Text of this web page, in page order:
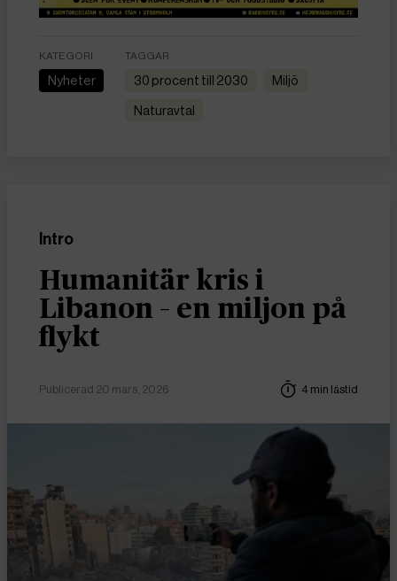
KATEGORI
Nyheter
TAGGAR
30 procent till 2030 miljö
naturavtal
Intro
Humanitär kris i
Libanon – en miljon på
flykt
Publicerad 20 mars, 2026 4 min lästid